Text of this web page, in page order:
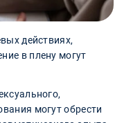
действиях,
в плену могут
могут обрести